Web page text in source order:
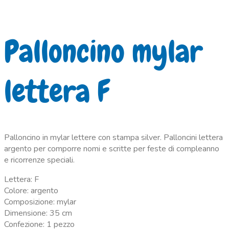
Palloncino mylar
lettera F
Palloncino in mylar lettere con stampa silver. Palloncini lettera
argento per comporre nomi e scritte per feste di compleanno
e ricorrenze speciali.
Lettera: F
Colore: argento
Composizione: mylar
Dimensione: 35 cm
Confezione: 1 pezzo